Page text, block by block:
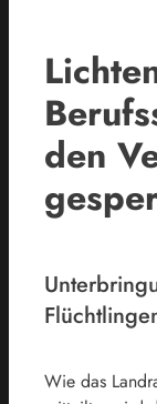
den
Wie das